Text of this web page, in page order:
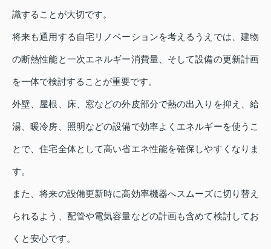
識することが大切です。
将来も通用する自宅リノベーションを考えるうえでは、建物
の断熱性能と一次エネルギー消費量、そして設備の更新計画
を一体で検討することが重要です。
外壁、屋根、床、窓などの外皮部分で熱の出入りを抑え、給
湯、暖冷房、照明などの設備で効率よくエネルギーを使うこ
とで、住宅全体として高い省エネ性能を確保しやすくなりま
す。
また、将来の設備更新時に高効率機器へスムーズに切り替え
られるよう、配管や電気容量などの計画も含めて検討してお
くと安心です。